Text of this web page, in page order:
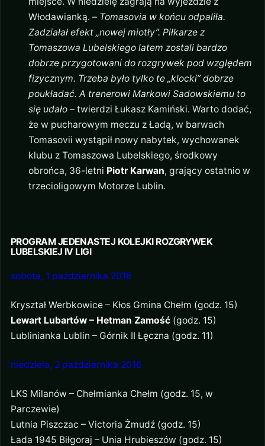
Włodawianką. – Tomasovia w końcu odpaliła.
Zadziałał efekt „nowej miotły”. Piłkarze z
Tomaszowa Lubelskiego latem zostali bardzo
dobrze przygotowani do rozgrywek pod względem
fizycznym. Trzeba było tylko te „klocki” dobrze
poukładać. A trenerowi Markowi Sadowskiemu to
się udało – twierdzi Łukasz Kamiński. Warto dodać,
że w pucharowym meczu z Ładą, w barwach
Tomasovii wystąpił nowy nabytek, wychowanek
klubu z Tomaszowa Lubelskiego, środkowy
obrońca, 36-letni Piotr Karwan, grający ostatnio w
trzecioligowym Motorze Lublin.
PROGRAM JEDENASTEJ KOLEJKI ROZGRYWEK
LUBELSKIEJ IV LIGI
sobota, 1 października 2016
Kryształ Werbkowice – Kłos Gmina Chełm (godz. 15)
Lewart Lubartów – Hetman Zamość (godz. 15)
Lublinianka Lublin – Górnik II Łęczna (godz. 11)
niedziela, 2 października 2016
LKS Milanów – Chełmianka Chełm (godz. 15, w
Parczewie)
Lutnia Piszczac – Victoria Żmudź (godz. 15)
Łada 1945 Biłgoraj – Unia Hrubieszów (godz. 15)